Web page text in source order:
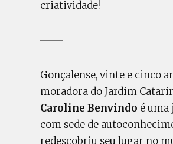
criatividade!
Gonçalense, vinte e cinco
moradora do Jardim
Caroline Benvindo é uma
com sede de
redescobriu seu lugar no